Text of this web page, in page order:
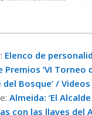
Elenco de
Premios ‘VI Torneo
del Bosque’ /
Almeida: ‘El
con las llaves del